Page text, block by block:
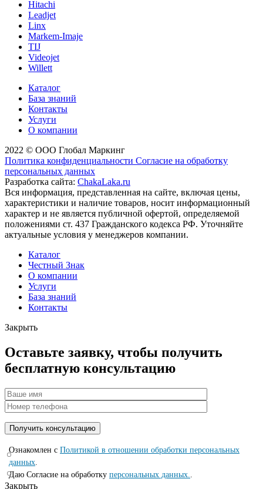
Hitachi
Leadjet
Linx
Markem-Imaje
TIJ
Videojet
Willett
Каталог
База знаний
Контакты
Услуги
О компании
2022 © ООО Глобал Маркинг
Политика конфиденциальности Согласие на обработку
персональных данных
Разработка сайта: ChakaLaka.ru
Вся информация, представленная на сайте, включая цены,
характеристики и наличие товаров, носит информационный
характер и не является публичной офертой, определяемой
положениями ст. 437 Гражданского кодекса РФ. Уточняйте
актуальные условия у менеджеров компании.
Каталог
Честный Знак
О компании
Услуги
База знаний
Контакты
Закрыть
Оставьте заявку, чтобы получить
бесплатную консультацию
Ознакомлен с Политикой в отношении обработки персональных
данных
Даю Согласие на обработку персональных данных.
Закрыть